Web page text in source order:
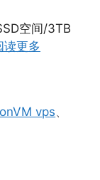
空间/3TB
读更多
vps、